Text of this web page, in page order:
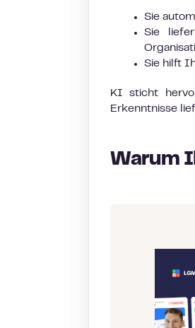
Sie
Sie
Sie hilft
KI sticht
Erkenntnisse
Warum